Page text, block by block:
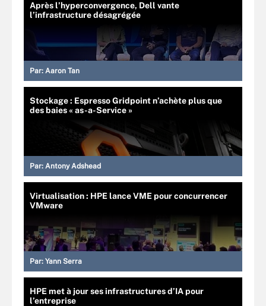
Après l’hyperconvergence, Dell vante
l’infrastructure désagrégée
Par: Aaron Tan
Stockage : Espresso Gridpoint n’achète plus que
des baies « as-a-Service »
Par: Antony Adshead
Virtualisation : HPE lance VME pour concurrencer
VMware
Par: Yann Serra
HPE met à jour ses infrastructures d’IA pour
l’entreprise